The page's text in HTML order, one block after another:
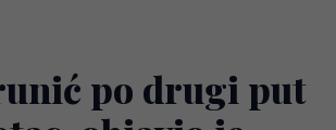
po drugi put